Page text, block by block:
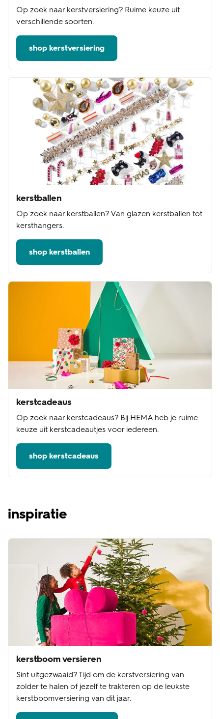
Op zoek naar kerstversiering? Ruime keuze uit
verschillende soorten.
shop kerstversiering
kerstballen
Op zoek naar kerstballen? Van glazen kerstballen tot
kersthangers.
shop kerstballen
kerstcadeaus
Op zoek naar kerstcadeaus? Bij HEMA heb je ruime
keuze uit kerstcadeautjes voor iedereen.
shop kerstcadeaus
inspiratie
kerstboom versieren
Sint uitgezwaaid? Tijd om de kerstversiering van
zolder te halen of jezelf te trakteren op de leukste
kerstboomversiering van dit jaar.